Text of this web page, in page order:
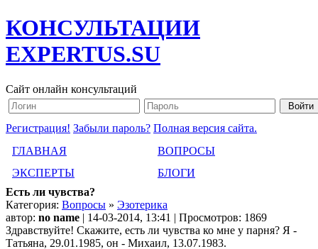
КОНСУЛЬТАЦИИ
EXPERTUS.SU
Сайт онлайн консультаций
Регистрация! Забыли пароль? Полная версия сайта.
ГЛАВНАЯ
ВОПРОСЫ
ЭКСПЕРТЫ
БЛОГИ
Есть ли чувства?
Категория: Вопросы » Эзотерика
автор: no name | 14-03-2014, 13:41 | Просмотров: 1869
Здравствуйте! Скажите, есть ли чувства ко мне у парня? Я -
Татьяна, 29.01.1985, он - Михаил, 13.07.1983.